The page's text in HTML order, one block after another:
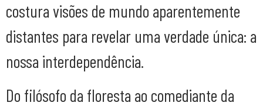
costura visões de mundo aparentemente
distantes para revelar uma verdade única: a
nossa interdependência.
Do filósofo da floresta ao comediante da